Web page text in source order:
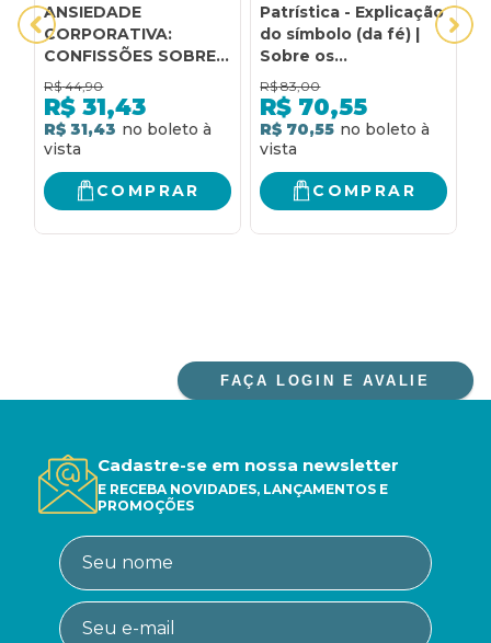
ANSIEDADE
CORPORATIVA:
CONFISSÕES SOBRE
ESTRESSE E
DEPRESSÃO NO
TRABALHO E NA VIDA
R$ 44,90
R$ 31,43
R$ 31,43
COMPRAR
Patrística - Explicação
do símbolo (da fé) |
Sobre os
sacramentos | Sobre
os mistérios | Sobre a
penitência - Vol. 5
R$ 83,00
R$ 70,55
R$ 70,55
COMPRAR
FAÇA LOGIN E AVALIE
Cadastre-se em nossa newsletter
E RECEBA NOVIDADES, LANÇAMENTOS E
PROMOÇÕES